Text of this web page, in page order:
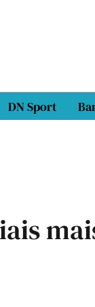
DN Sport